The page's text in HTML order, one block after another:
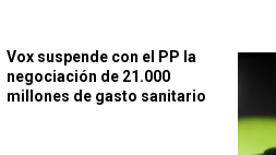
Vox suspende con el PP la
negociación de 21.000
millones de gasto sanitario